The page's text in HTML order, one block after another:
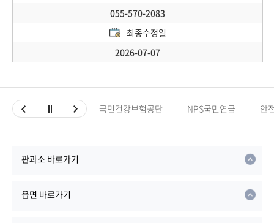
055-570-2083
최종수정일
2026-07-07
국민건강보험공단 NPS국민연금 안
관과소 바로가기
읍면 바로가기